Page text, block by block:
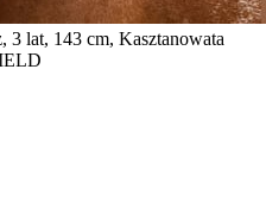
lat, 143 cm, Kasztanowata